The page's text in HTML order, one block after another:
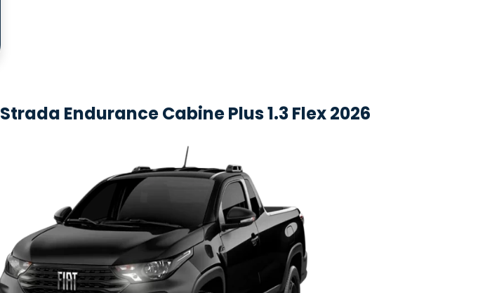
Strada Endurance Cabine Plus 1.3 Flex 2026